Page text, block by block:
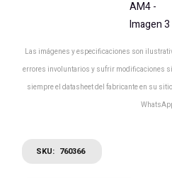
Las imágenes y especificaciones son
errores involuntarios y sufrir modificaciones
siempre el datasheet del fabricante en su
SKU: 760366